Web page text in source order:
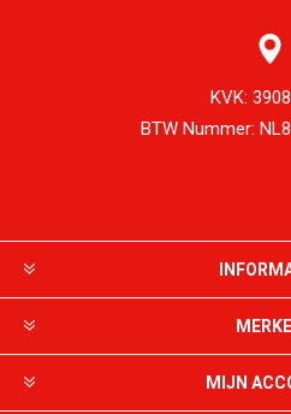
KVK:
BTW Nummer:
MIJN